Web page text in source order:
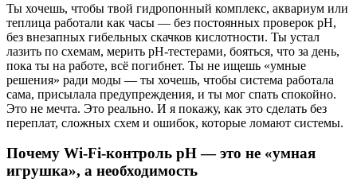
Ты хочешь, чтобы твой гидропонный комплекс, аквариум или
теплица работали как часы — без постоянных проверок pH,
без внезапных гибельных скачков кислотности. Ты устал
лазить по схемам, мерить pH-тестерами, бояться, что за день,
пока ты на работе, всё погибнет. Ты не ищешь «умные
решения» ради моды — ты хочешь, чтобы система работала
сама, присылала предупреждения, и ты мог спать спокойно.
Это не мечта. Это реально. И я покажу, как это сделать без
переплат, сложных схем и ошибок, которые ломают системы.
Почему Wi-Fi-контроль pH — это не «умная
игрушка», а необходимость